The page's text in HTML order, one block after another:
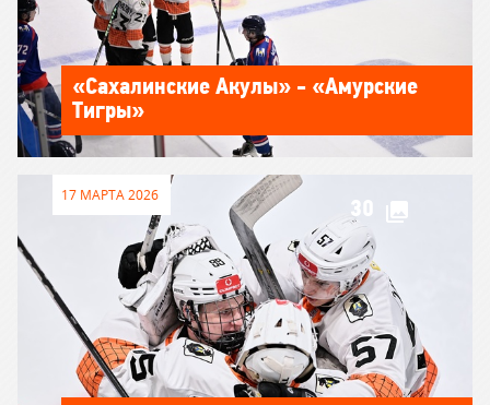
«Сахалинские Акулы» - «Амурские
Тигры»
17 МАРТА 2026
30